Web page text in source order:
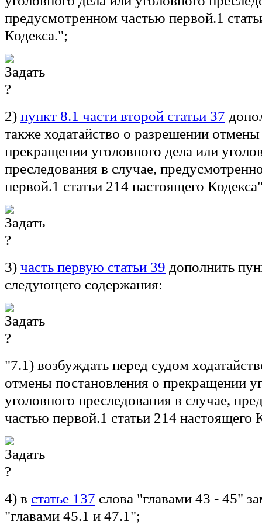
предусмотренном частью первой.1
Кодекса.";
2) пункт 8.1 части второй статьи 37
также ходатайство о разрешении
прекращении уголовного дела или
преследования в случае,
первой.1 статьи 214 настоящего
3) часть первую статьи 39 дополнить
следующего содержания:
"7.1) возбуждать перед судом
отмены постановления о прекращении
уголовного преследования в случае,
частью первой.1 статьи 214 настоящего
4) в статье 137 слова "главами 43 - 45"
"главами 45.1 и 47.1";